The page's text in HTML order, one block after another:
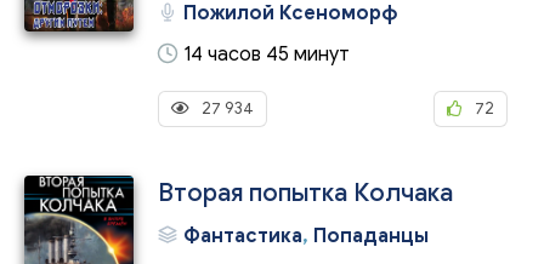
Пожилой Ксеноморф
14 часов 45 минут
27 934 72
Вторая попытка Колчака
Фантастика, Попаданцы